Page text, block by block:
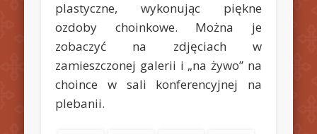
plastyczne, wykonując piękne
ozdoby choinkowe. Można je
zobaczyć na zdjęciach w
zamieszczonej galerii i „na żywo” na
choince w sali konferencyjnej na
plebanii.